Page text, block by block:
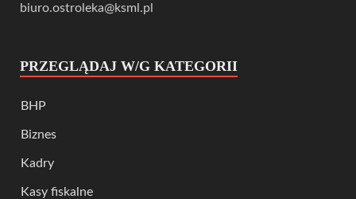
biuro.ostroleka@ksml.pl
PRZEGLĄDAJ W/G KATEGORII
BHP
Biznes
Kadry
Kasy fiskalne